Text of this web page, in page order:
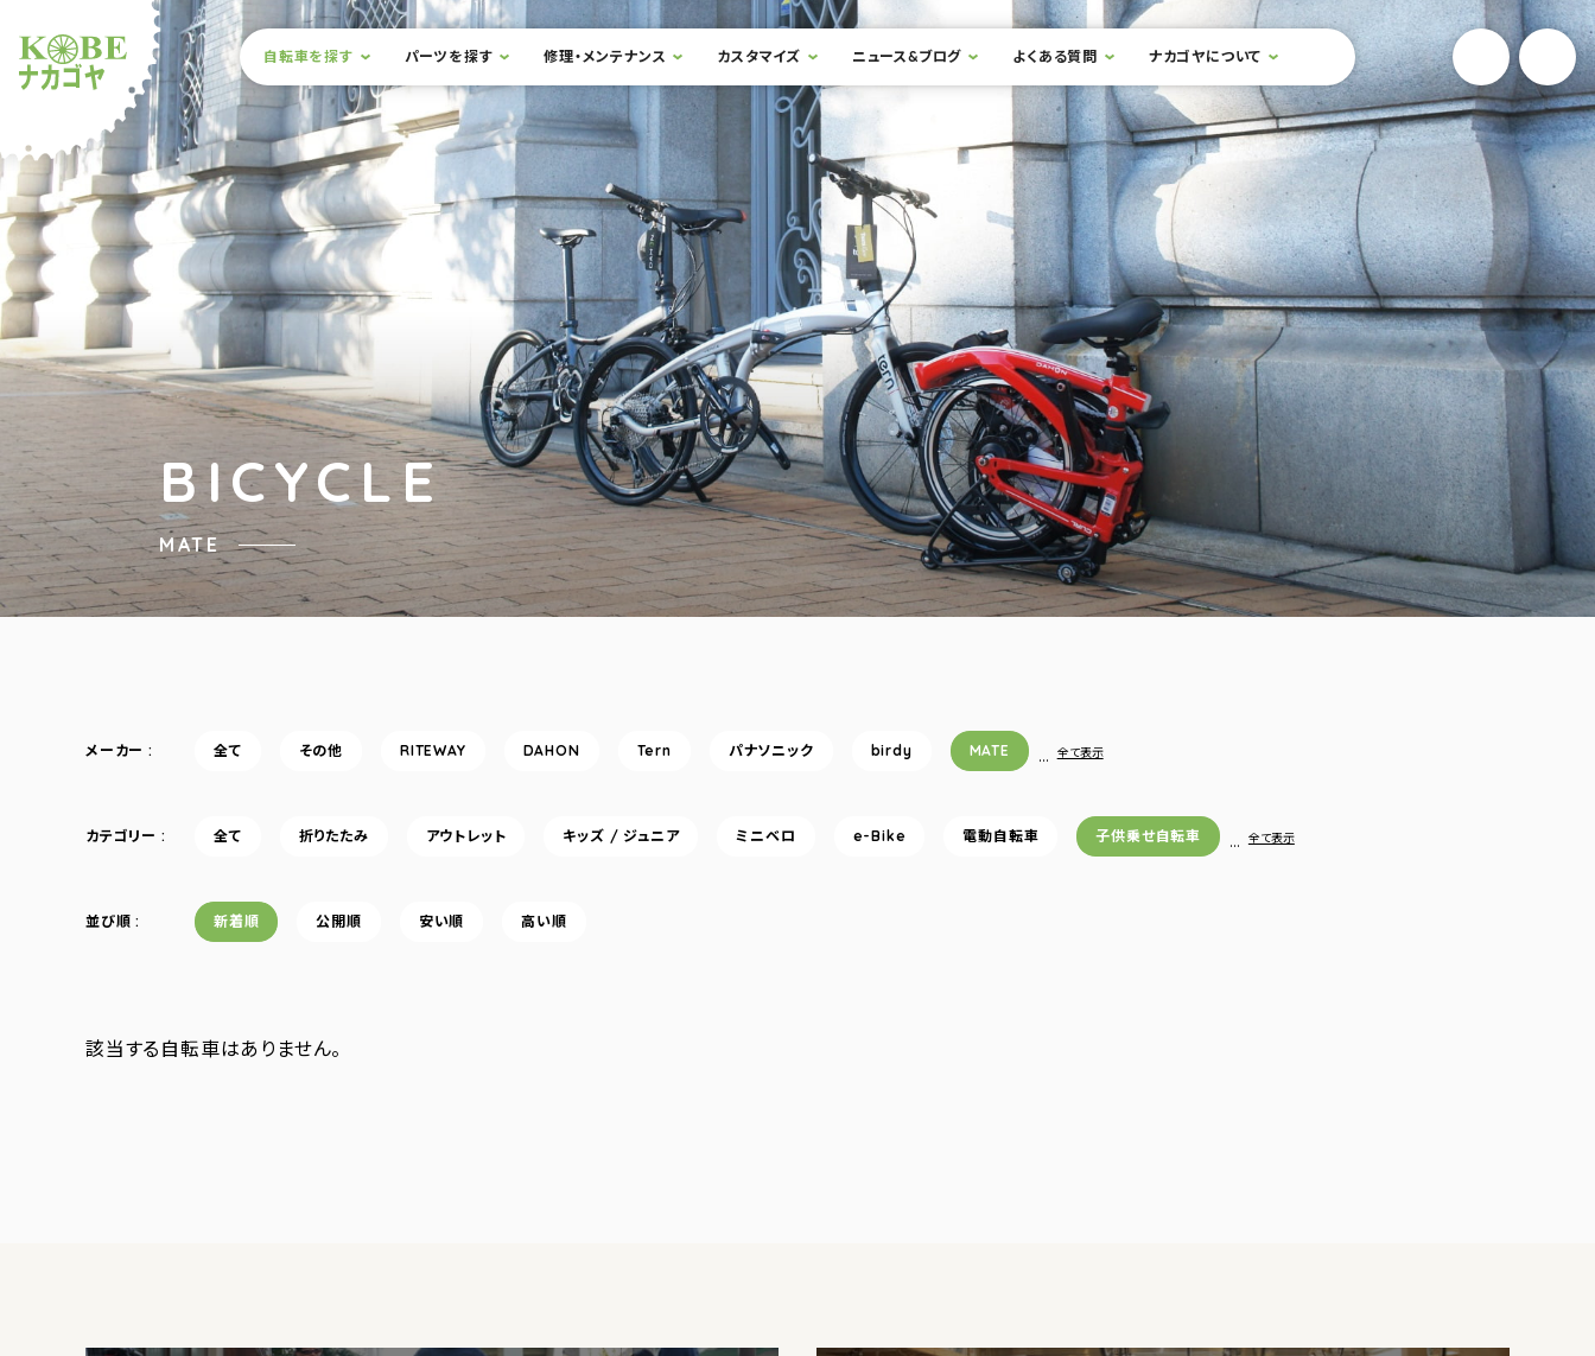
ショップナカゴヤ
サイト内メニュー
本文までスキップ
自転車を探す パーツを探す 修理・メンテナンス カスタマイズ ニュース&ブログ よくある質問 ナカゴヤについて 検索フォームを開閉する YouTube
BICYCLE
MATE
メーカー 全て その他 RITEWAY DAHON Tern パナソニック birdy MATE … 全て表示
カテゴリー 全て 折りたたみ アウトレット キッズ / ジュニア ミニベロ e-Bike 電動自転車 子供乗せ自転車 … 全て表示
並び順 新着順 公開順 安い順 高い順
該当する自転車はありません。